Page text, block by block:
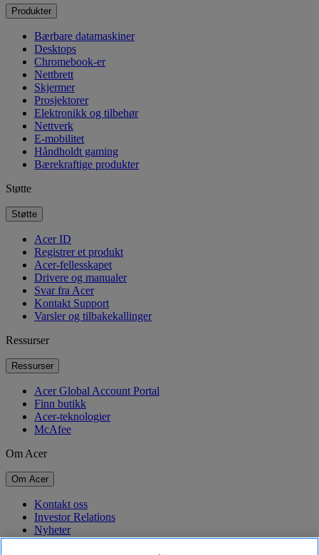
Produkter
Bærbare datamaskiner
Desktops
Chromebook-er
Nettbrett
Skjermer
Prosjektorer
Elektronikk og tilbehør
Nettverk
E-mobilitet
Håndholdt gaming
Bærekraftige produkter
Støtte
Støtte
Acer ID
Registrer et produkt
Acer-fellesskapet
Drivere og manualer
Svar fra Acer
Kontakt Support
Varsler og tilbakekallinger
Ressurser
Ressurser
Acer Global Account Portal
Finn butikk
Acer-teknologier
McAfee
Om Acer
Om Acer
Kontakt oss
Investor Relations
Nyheter
Priser